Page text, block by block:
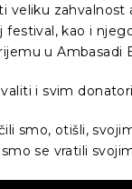
veliku
festival, kao i
u Ambasadi
i svim
smo, otišli,
se vratili